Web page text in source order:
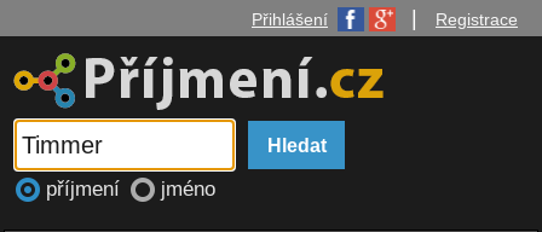
Přihlášení Registrace
příjmení jméno